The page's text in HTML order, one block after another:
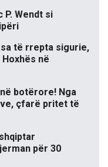
Wendt si
të rrepta sigurie,
në
botërore! Nga
çfarë pritet të
për 30